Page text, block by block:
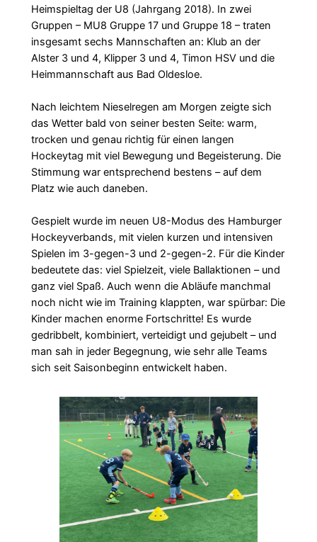
Heimspieltag der U8 (Jahrgang 2018). In zwei
Gruppen – MU8 Gruppe 17 und Gruppe 18 – traten
insgesamt sechs Mannschaften an: Klub an der
Alster 3 und 4, Klipper 3 und 4, Timon HSV und die
Heimmannschaft aus Bad Oldesloe.
Nach leichtem Nieselregen am Morgen zeigte sich
das Wetter bald von seiner besten Seite: warm,
trocken und genau richtig für einen langen
Hockeytag mit viel Bewegung und Begeisterung. Die
Stimmung war entsprechend bestens – auf dem
Platz wie auch daneben.
Gespielt wurde im neuen U8-Modus des Hamburger
Hockeyverbands, mit vielen kurzen und intensiven
Spielen im 3-gegen-3 und 2-gegen-2. Für die Kinder
bedeutete das: viel Spielzeit, viele Ballaktionen – und
ganz viel Spaß. Auch wenn die Abläufe manchmal
noch nicht wie im Training klappten, war spürbar: Die
Kinder machen enorme Fortschritte! Es wurde
gedribbelt, kombiniert, verteidigt und gejubelt – und
man sah in jeder Begegnung, wie sehr alle Teams
sich seit Saisonbeginn entwickelt haben.